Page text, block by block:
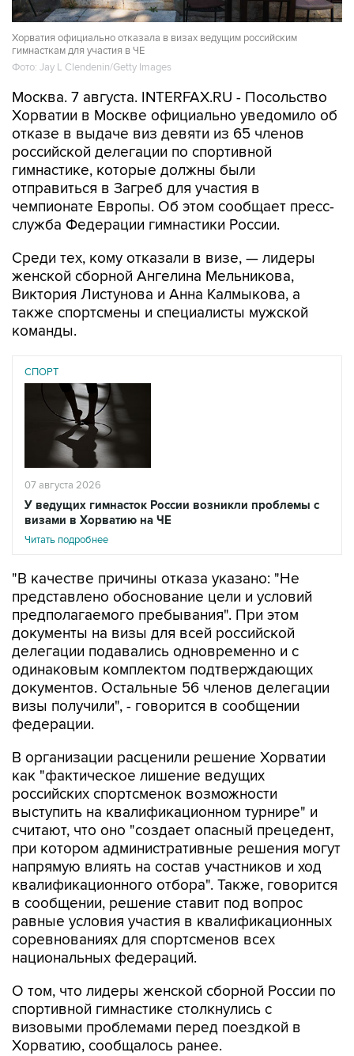
Хорватия официально отказала в визах ведущим российским
гимнасткам для участия в ЧЕ
Фото: Jay L Clendenin/Getty Images
Москва. 7 августа. INTERFAX.RU - Посольство
Хорватии в Москве официально уведомило об
отказе в выдаче виз девяти из 65 членов
российской делегации по спортивной
гимнастике, которые должны были
отправиться в Загреб для участия в
чемпионате Европы. Об этом сообщает пресс-
служба Федерации гимнастики России.
Среди тех, кому отказали в визе, — лидеры
женской сборной Ангелина Мельникова,
Виктория Листунова и Анна Калмыкова, а
также спортсмены и специалисты мужской
команды.
СПОРТ
07 августа 2026
У ведущих гимнасток России возникли проблемы с
визами в Хорватию на ЧЕ
Читать подробнее
"В качестве причины отказа указано: "Не
представлено обоснование цели и условий
предполагаемого пребывания". При этом
документы на визы для всей российской
делегации подавались одновременно и с
одинаковым комплектом подтверждающих
документов. Остальные 56 членов делегации
визы получили", - говорится в сообщении
федерации.
В организации расценили решение Хорватии
как "фактическое лишение ведущих
российских спортсменок возможности
выступить на квалификационном турнире" и
считают, что оно "создает опасный прецедент,
при котором административные решения могут
напрямую влиять на состав участников и ход
квалификационного отбора". Также, говорится
в сообщении, решение ставит под вопрос
равные условия участия в квалификационных
соревнованиях для спортсменов всех
национальных федераций.
О том, что лидеры женской сборной России по
спортивной гимнастике столкнулись с
визовыми проблемами перед поездкой в
Хорватию, сообщалось ранее.